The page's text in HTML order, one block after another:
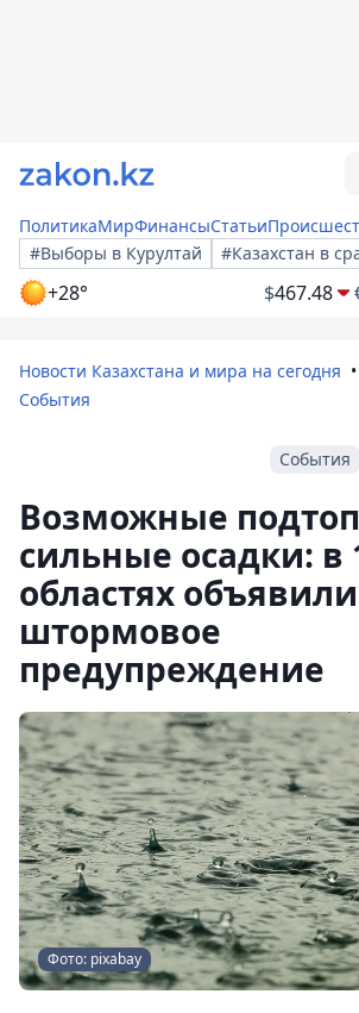
ПолитикаМирФинансыСтатьи
#Выборы в Курултай
#Казахстан в
+28° $467.48
Новости Казахстана и мира на сегодня
События
События
Возможные
сильные осадки: в
областях объявили
штормовое
предупреждение
Фото: pixabay